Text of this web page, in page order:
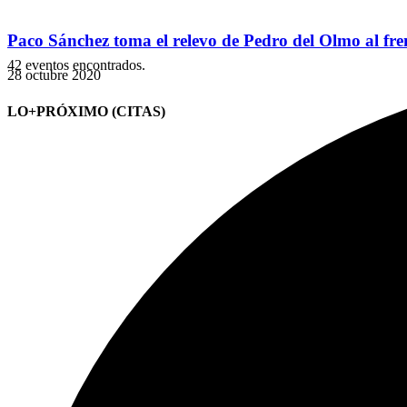
Paco Sánchez toma el relevo de Pedro del Olmo al
28 octubre 2020
LO+PRÓXIMO (CITAS)
42 eventos encontrados.